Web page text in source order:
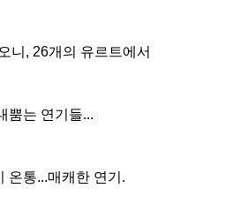
니, 26개의 유르트에서
뿜는 연기들...
온통...매캐한 연기.